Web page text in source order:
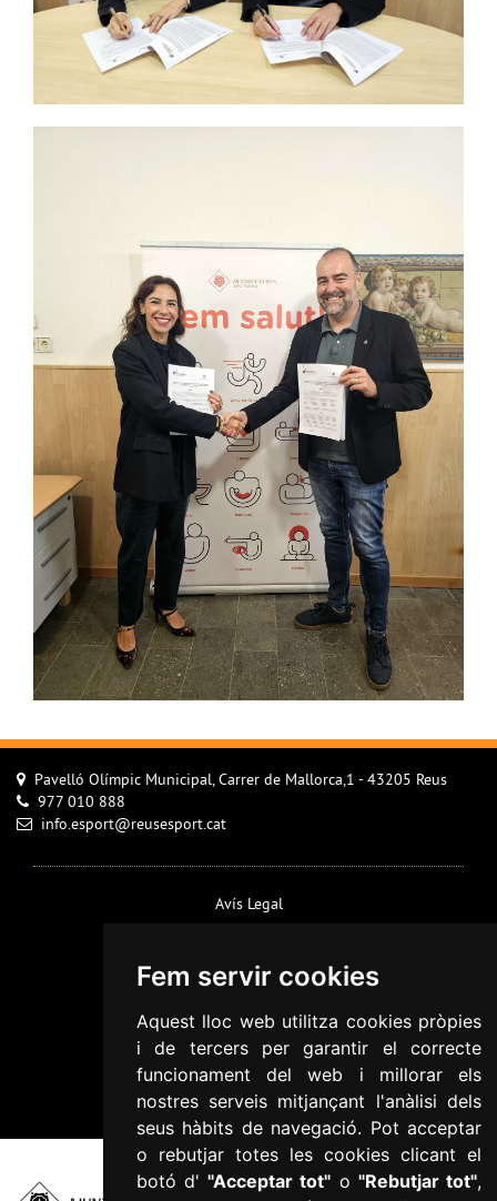
Fem servir cookies
Aquest lloc web utilitza cookies pròpies
i de tercers per garantir el correcte
funcionament del web i millorar els
nostres serveis mitjançant l'anàlisi dels
seus hàbits de navegació. Pot acceptar
o rebutjar totes les cookies clicant el
botó d'"Acceptar tot" o "Rebutjar tot",
Pavelló Olímpic Municipal, Carrer de Mallorca,1 - 43205 Reus
977 010 888
info.esport@reusesport.cat
Avís Legal
Política de Cookies
Informació addicional RGPD
Accessibilitat
Mapa web